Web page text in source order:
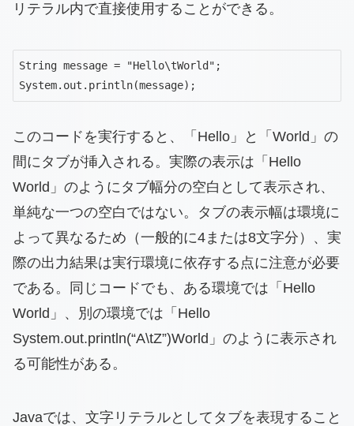
リテラル内で直接使用することができる。
String message = "Hello\tWorld";
System.out.println(message);
このコードを実行すると、「Hello」と「World」の
間にタブが挿入される。実際の表示は「Hello
World」のようにタブ幅分の空白として表示され、
単純な一つの空白ではない。タブの表示幅は環境に
よって異なるため（一般的に4または8文字分）、実
際の出力結果は実行環境に依存する点に注意が必要
である。同じコードでも、ある環境では「Hello
World」、別の環境では「Hello
System.out.println(“A\tZ”)World」のように表示され
る可能性がある。
Javaでは、文字リテラルとしてタブを表現すること